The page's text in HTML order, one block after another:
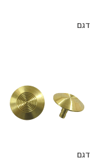
דגם
דגם